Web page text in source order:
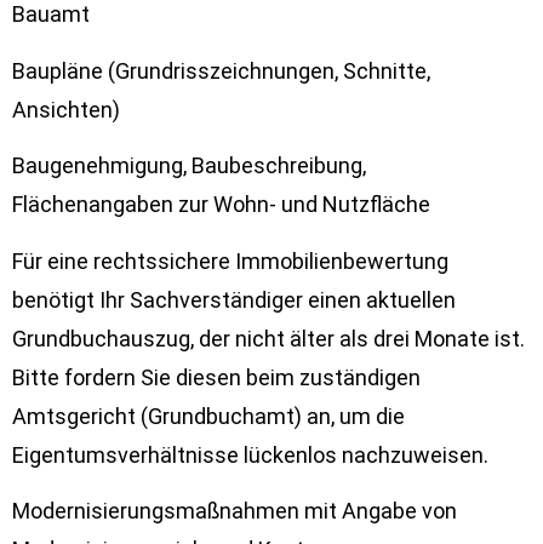
Bauamt
Baupläne (Grundrisszeichnungen, Schnitte,
Ansichten)
Baugenehmigung, Baubeschreibung,
Flächenangaben zur Wohn- und Nutzfläche
Für eine rechtssichere Immobilienbewertung
benötigt Ihr Sachverständiger einen aktuellen
Grundbuchauszug, der nicht älter als drei Monate ist.
Bitte fordern Sie diesen beim zuständigen
Amtsgericht (Grundbuchamt) an, um die
Eigentumsverhältnisse lückenlos nachzuweisen.
Modernisierungsmaßnahmen mit Angabe von